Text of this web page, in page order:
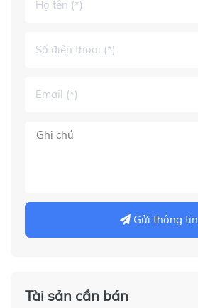
Gửi thông tin
Tài sản cần bán